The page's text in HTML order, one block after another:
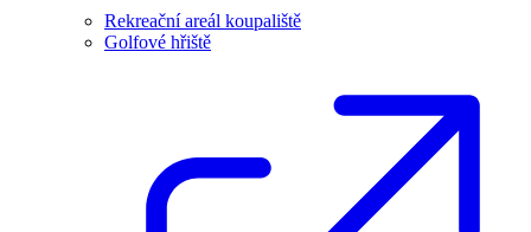
Rekreační areál koupaliště
Golfové hřiště